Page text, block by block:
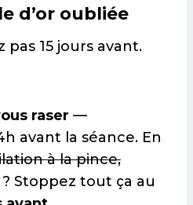
d’or oubliée
pas 15 jours avant.
raser —
avant la séance. En
à la pince,
? Stoppez tout ça au